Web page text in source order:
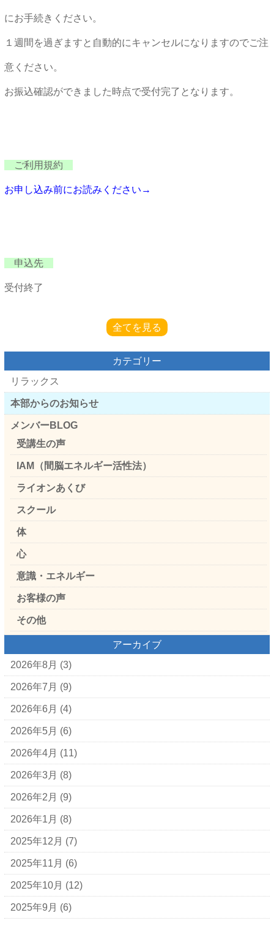
にお手続きください。
１週間を過ぎますと自動的にキャンセルになりますのでご注
意ください。
お振込確認ができました時点で受付完了となります。
ご利用規約
お申し込み前にお読みください→
申込先
受付終了
全てを見る
カテゴリー
リラックス
本部からのお知らせ
メンバーBLOG
受講生の声
IAM（間脳エネルギー活性法）
ライオンあくび
スクール
体
心
意識・エネルギー
お客様の声
その他
アーカイブ
2026年8月 (3)
2026年7月 (9)
2026年6月 (4)
2026年5月 (6)
2026年4月 (11)
2026年3月 (8)
2026年2月 (9)
2026年1月 (8)
2025年12月 (7)
2025年11月 (6)
2025年10月 (12)
2025年9月 (6)